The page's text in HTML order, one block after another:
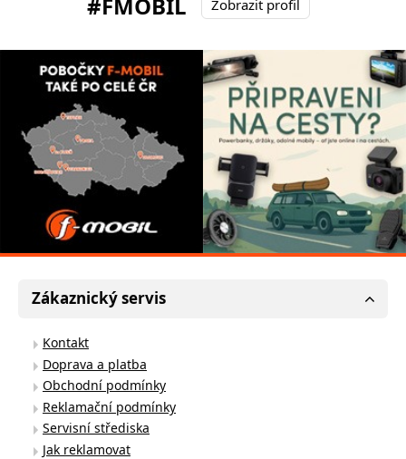
#FMOBIL
Zobrazit profil
Zákaznický servis
Kontakt
Doprava a platba
Obchodní podmínky
Reklamační podmínky
Servisní střediska
Jak reklamovat